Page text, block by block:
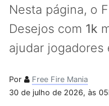
Nesta página, o
Desejos com 1k
ajudar
Por
Free Fire Mania
30 de julho de 2026, às